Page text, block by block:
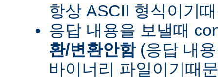
항상 ASCII 형식이기
응답 내용을 보낼때
환/변환안함(응답 내
바이너리 파일이기때